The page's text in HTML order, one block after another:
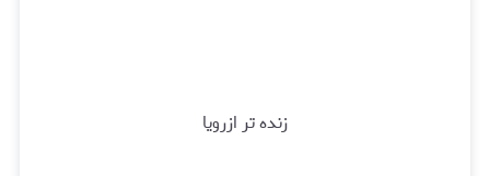
زنده تر ازرویا